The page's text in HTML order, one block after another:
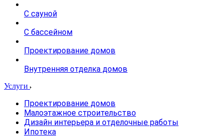
С сауной
С бассейном
Проектирование домов
Внутренняя отделка домов
Услуги
Проектирование домов
Малоэтажное строительство
Дизайн интерьера и отделочные работы
Ипотека